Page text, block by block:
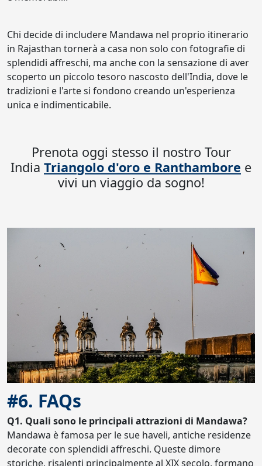
Chi decide di includere Mandawa nel proprio itinerario
in Rajasthan tornerà a casa non solo con fotografie di
splendidi affreschi, ma anche con la sensazione di aver
scoperto un piccolo tesoro nascosto dell'India, dove le
tradizioni e l'arte si fondono creando un'esperienza
unica e indimenticabile.
Prenota oggi stesso il nostro Tour
India Triangolo d'oro e Ranthambore e
vivi un viaggio da sogno!
#6. FAQs
Q1. Quali sono le principali attrazioni di Mandawa?
Mandawa è famosa per le sue haveli, antiche residenze
decorate con splendidi affreschi. Queste dimore
storiche, risalenti principalmente al XIX secolo, formano